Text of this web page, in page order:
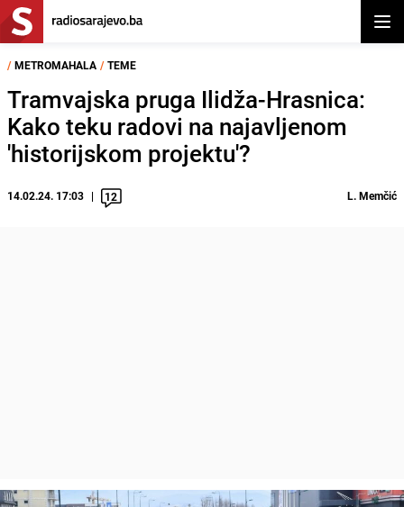
/ METROMAHALA / TEME
Tramvajska pruga Ilidža-Hrasnica:
Kako teku radovi na najavljenom
'historijskom projektu'?
14.02.24. 17:03 12 L. Memčić